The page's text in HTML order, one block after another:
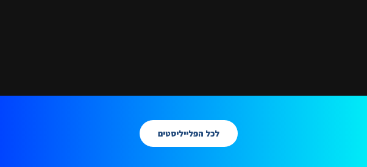
לכל הפלייליסטים